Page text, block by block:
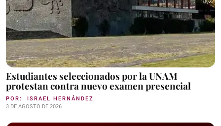
Estudiantes seleccionados por la UNAM
protestan contra nuevo examen presencial
POR: ISRAEL HERNÁNDEZ
3 DE AGOSTO DE 2026